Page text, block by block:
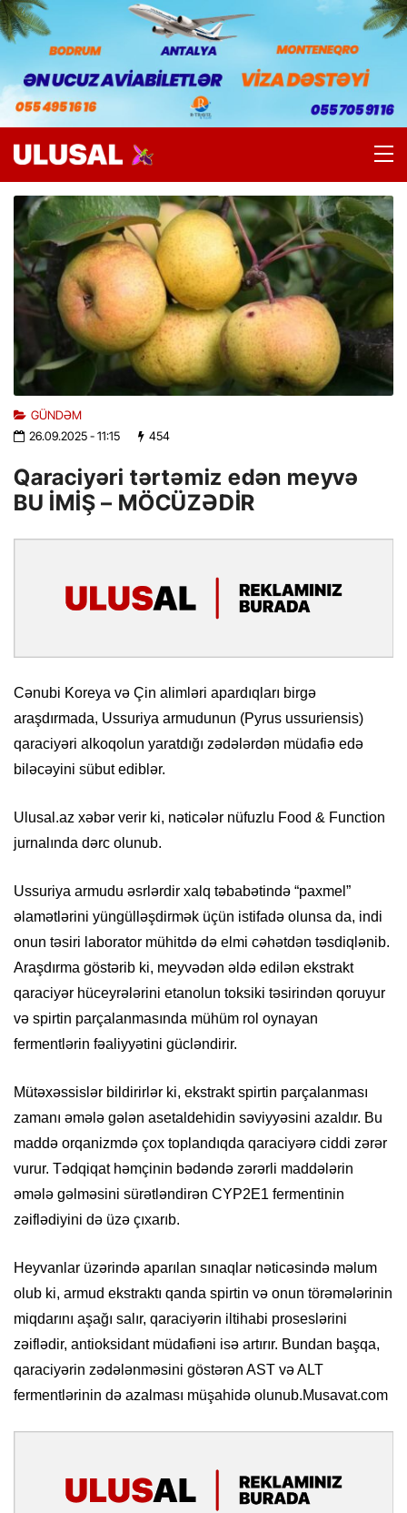
GÜNDƏM
26.09.2025- 11:15 454
Qaraciyəri tərtəmiz edən meyvə
BU İMİŞ – MÖCÜZƏDİR
Cənubi Koreya və Çin alimləri apardıqları birgə
araşdırmada, Ussuriya armudunun (Pyrus ussuriensis)
qaraciyəri alkoqolun yaratdığı zədələrdən müdafiə edə
biləcəyini sübut ediblər.
Ulusal.az xəbər verir ki, nəticələr nüfuzlu Food & Function
jurnalında dərc olunub.
Ussuriya armudu əsrlərdir xalq təbabətində “paxmel”
əlamətlərini yüngülləşdirmək üçün istifadə olunsa da, indi
onun təsiri laborator mühitdə də elmi cəhətdən təsdiqlənib.
Araşdırma göstərib ki, meyvədən əldə edilən ekstrakt
qaraciyər hüceyrələrini etanolun toksiki təsirindən qoruyur
və spirtin parçalanmasında mühüm rol oynayan
fermentlərin fəaliyyətini gücləndirir.
Mütəxəssislər bildirirlər ki, ekstrakt spirtin parçalanması
zamanı əmələ gələn asetaldehidin səviyyəsini azaldır. Bu
maddə orqanizmdə çox toplandıqda qaraciyərə ciddi zərər
vurur. Tədqiqat həmçinin bədəndə zərərli maddələrin
əmələ gəlməsini sürətləndirən CYP2E1 fermentinin
zəiflədiyini də üzə çıxarıb.
Heyvanlar üzərində aparılan sınaqlar nəticəsində məlum
olub ki, armud ekstraktı qanda spirtin və onun törəmələrinin
miqdarını aşağı salır, qaraciyərin iltihabi proseslərini
zəiflədir, antioksidant müdafiəni isə artırır. Bundan başqa,
qaraciyərin zədələnməsini göstərən AST və ALT
fermentlərinin də azalması müşahidə olunub.Musavat.com